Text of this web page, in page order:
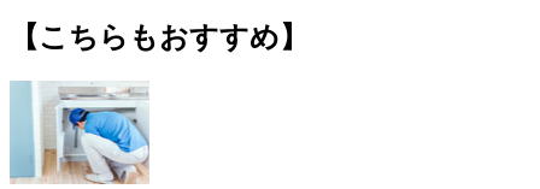
【こちらもおすすめ】